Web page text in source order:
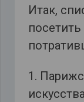
Итак,
посетить
1.